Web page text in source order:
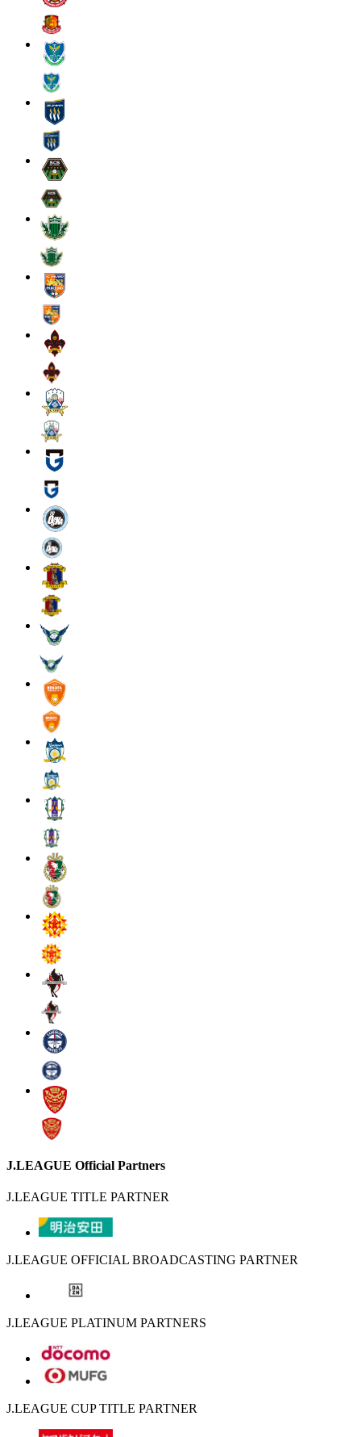
J.LEAGUE Official Partners
J.LEAGUE TITLE PARTNER
J.LEAGUE OFFICIAL BROADCASTING PARTNER
J.LEAGUE PLATINUM PARTNERS
J.LEAGUE CUP TITLE PARTNER